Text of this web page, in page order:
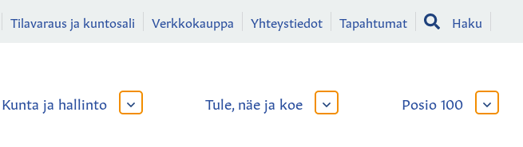
Tilavaraus ja kuntosali Verkkokauppa Yhteystiedot Tapahtumat Haku
Kunta ja hallinto
AVAA
Tule, näe ja koe
AVAA
Posio 100
AVAA